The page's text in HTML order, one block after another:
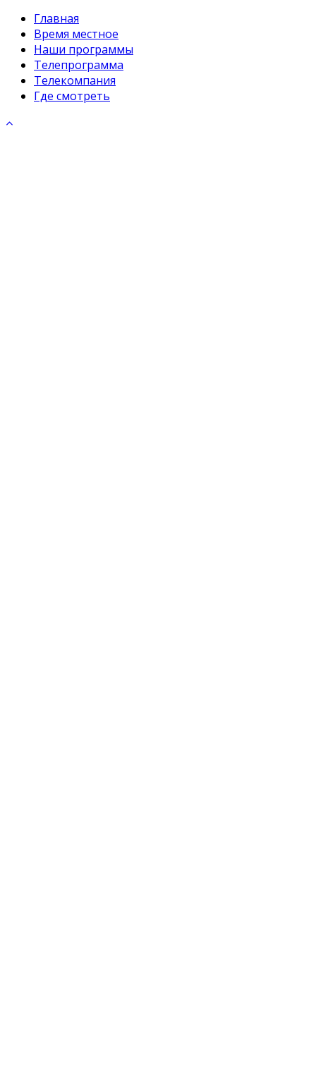
Главная
Время местное
Наши программы
Телепрограмма
Телекомпания
Где смотреть